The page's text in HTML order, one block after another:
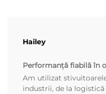
Hailey
Performanță fiabilă în
Am utilizat
industrii, de la